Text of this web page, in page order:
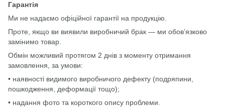
Гарантія
Ми не надаємо офіційної гарантії на продукцію.
Проте, якщо ви виявили виробничий брак — ми обов’язково
замінимо товар.
Обмін можливий протягом 2 днів з моменту отримання
замовлення, за умови:
• наявності видимого виробничого дефекту (подряпини,
пошкодження, деформації тощо);
• надання фото та короткого опису проблеми.